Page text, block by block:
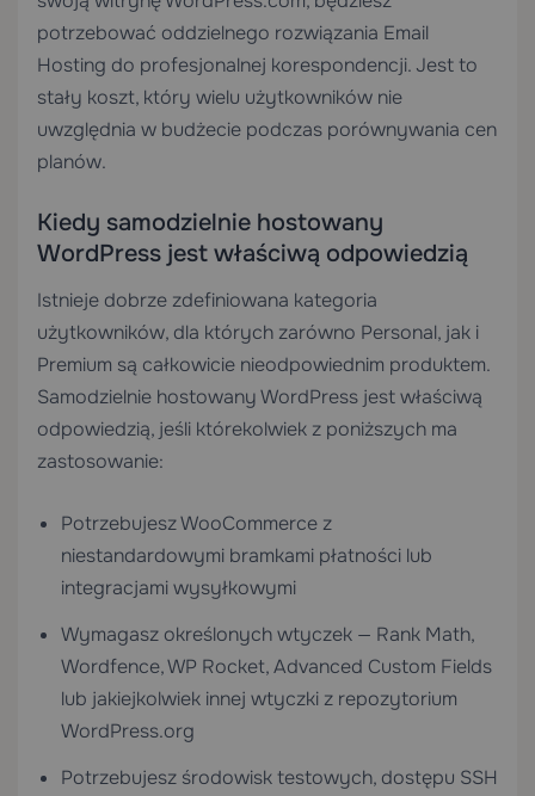
potrzebować oddzielnego rozwiązania Email
Hosting do profesjonalnej korespondencji. Jest to
stały koszt, który wielu użytkowników nie
uwzględnia w budżecie podczas porównywania cen
planów.
Kiedy samodzielnie hostowany
WordPress jest właściwą odpowiedzią
Istnieje dobrze zdefiniowana kategoria
użytkowników, dla których zarówno Personal, jak i
Premium są całkowicie nieodpowiednim produktem.
Samodzielnie hostowany WordPress jest właściwą
odpowiedzią, jeśli którekolwiek z poniższych ma
zastosowanie:
Potrzebujesz WooCommerce z
niestandardowymi bramkami płatności lub
integracjami wysyłkowymi
Wymagasz określonych wtyczek — Rank Math,
Wordfence, WP Rocket, Advanced Custom Fields
lub jakiejkolwiek innej wtyczki z repozytorium
WordPress.org
Potrzebujesz środowisk testowych, dostępu SSH